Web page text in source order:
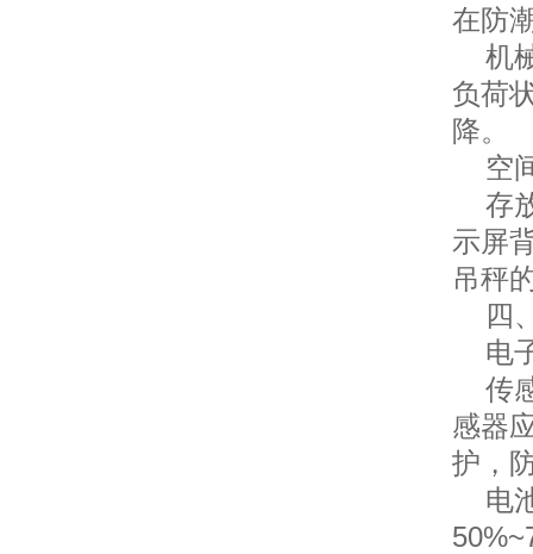
在防
机
负荷
降。
空
存
示屏
吊秤
四
电
传
感器
护，
电